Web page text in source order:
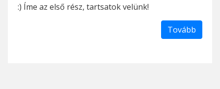
:) Íme az első rész, tartsatok velünk!
Tovább